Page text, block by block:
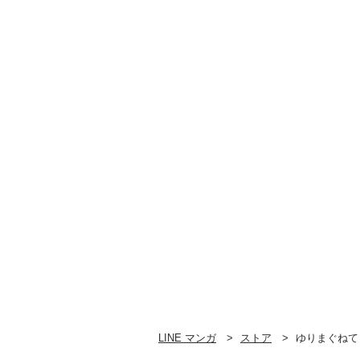
LINE マンガ ストア ゆりまぐね